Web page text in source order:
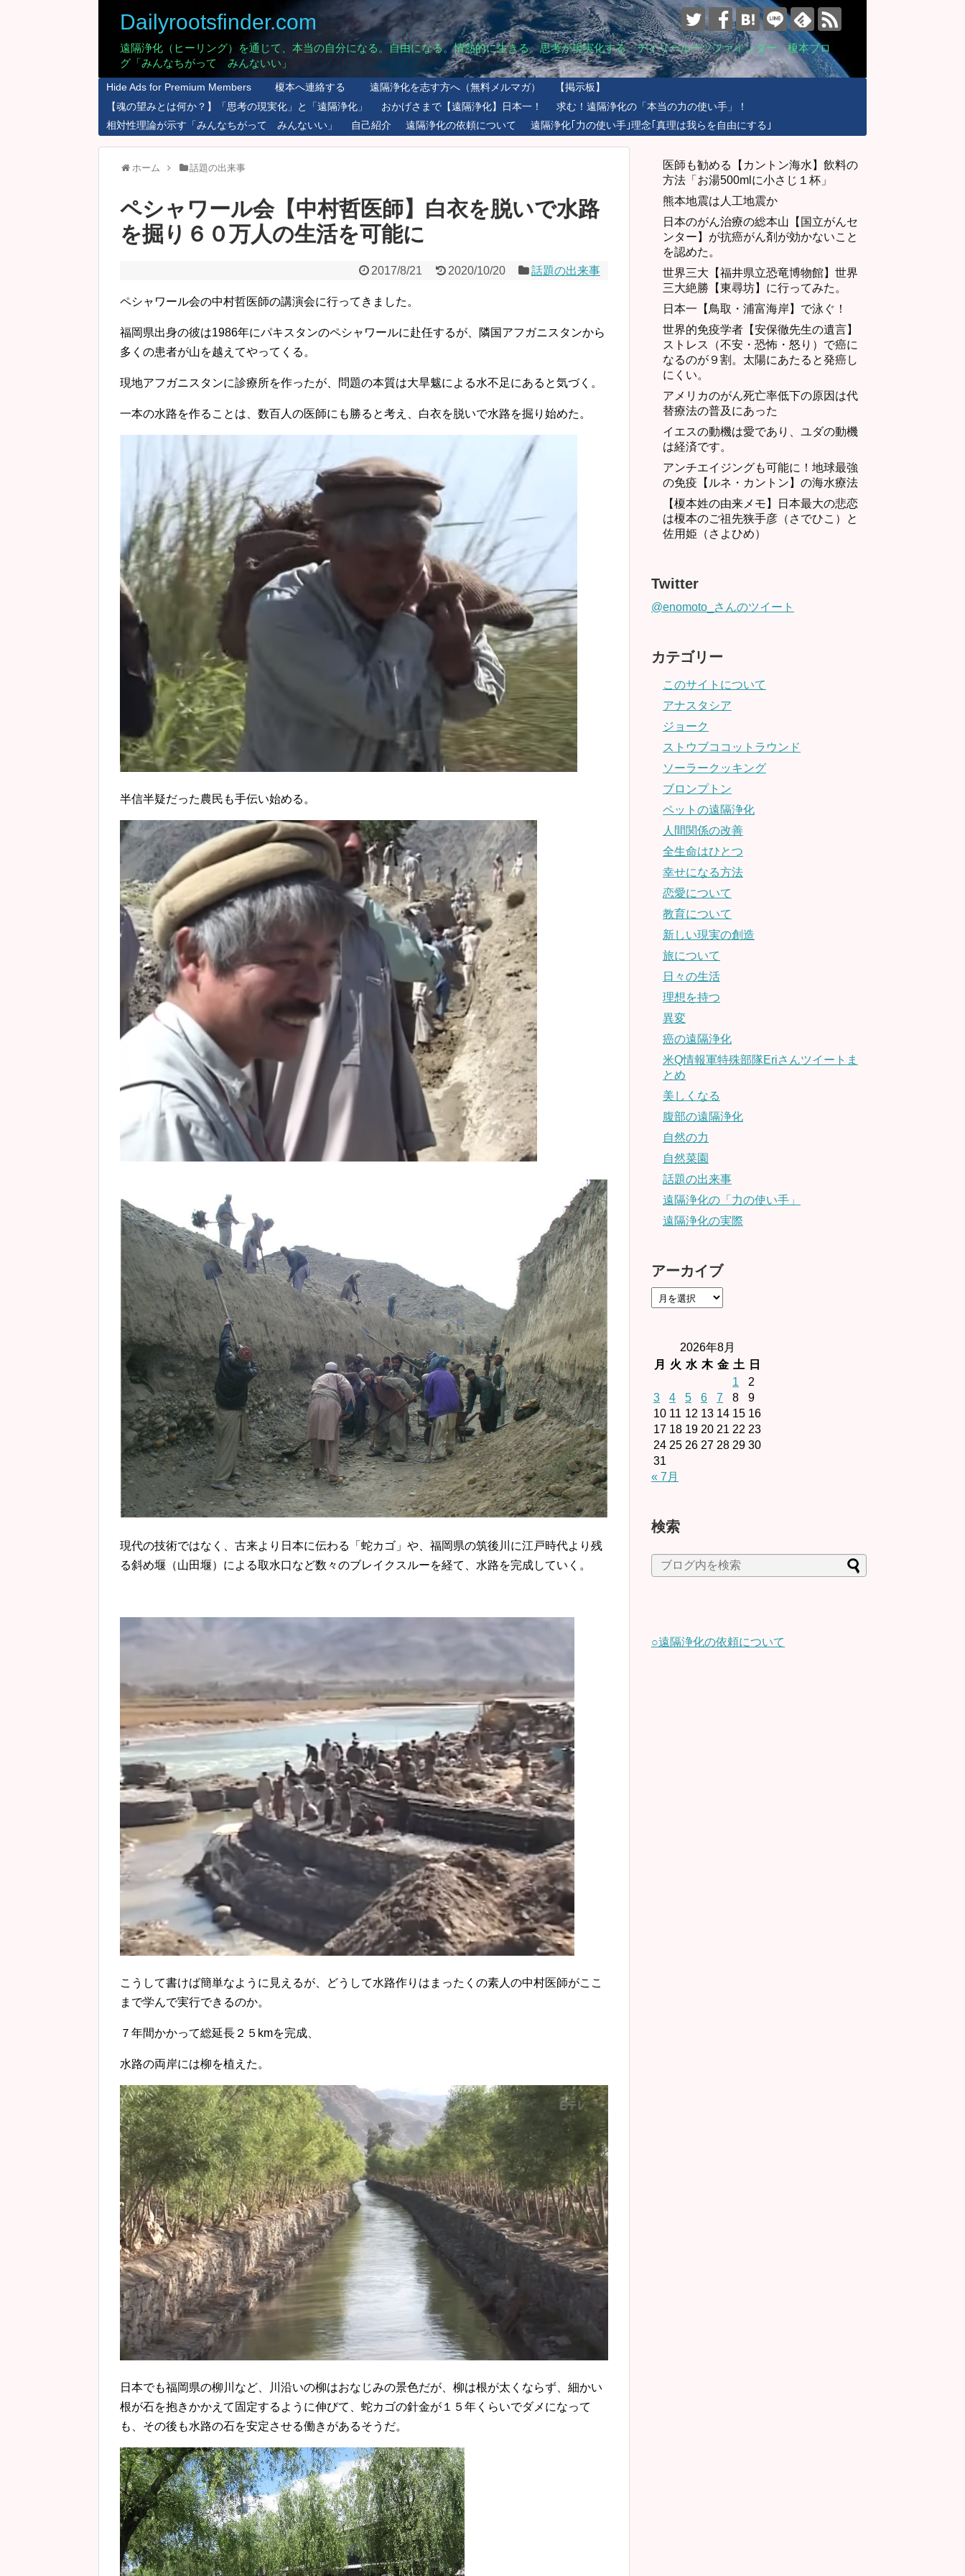
Dailyrootsfinder.com
遠隔浄化（ヒーリング）を通じて、本当の自分になる。自由になる。情熱的に生きる。思考が現実化する。デイリールーツファインダー 榎本ブロ
グ「みんなちがって みんないい」
Hide Ads for Premium Members 榎本へ連絡する 遠隔浄化を志す方へ（無料メルマガ）
【掲示板】
【魂の望みとは何か？】「思考の現実化」と「遠隔浄化」
おかげさまで【遠隔浄化】日本一！
求む！遠隔浄化の「本当の力の使い手」！
相対性理論が示す「みんなちがって みんないい」
自己紹介 遠隔浄化の依頼について 遠隔浄化｢力の使い手｣理念｢真理は我らを自由にする｣
ホーム 話題の出来事
ペシャワール会【中村哲医師】白衣を脱いで水路
を掘り６０万人の生活を可能に
2017/8/21 2020/10/20 話題の出来事
ペシャワール会の中村哲医師の講演会に行ってきました。
福岡県出身の彼は1986年にパキスタンのペシャワールに赴任するが、隣国アフガニスタンから
多くの患者が山を越えてやってくる。
現地アフガニスタンに診療所を作ったが、問題の本質は大旱魃による水不足にあると気づく。
一本の水路を作ることは、数百人の医師にも勝ると考え、白衣を脱いで水路を掘り始めた。
半信半疑だった農民も手伝い始める。
現代の技術ではなく、古来より日本に伝わる「蛇カゴ」や、福岡県の筑後川に江戸時代より残
る斜め堰（山田堰）による取水口など数々のブレイクスルーを経て、水路を完成していく。
こうして書けば簡単なように見えるが、どうして水路作りはまったくの素人の中村医師がここ
まで学んで実行できるのか。
７年間かかって総延長２５kmを完成、
水路の両岸には柳を植えた。
日本でも福岡県の柳川など、川沿いの柳はおなじみの景色だが、柳は根が太くならず、細かい
根が石を抱きかかえて固定するように伸びて、蛇カゴの針金が１５年くらいでダメになって
も、その後も水路の石を安定させる働きがあるそうだ。
医師も勧める【カントン海水】飲料の
方法「お湯500mlに小さじ１杯」
熊本地震は人工地震か
日本のがん治療の総本山【国立がんセ
ンター】が抗癌がん剤が効かないこと
を認めた。
世界三大【福井県立恐竜博物館】世界
三大絶勝【東尋坊】に行ってみた。
日本一【鳥取・浦富海岸】で泳ぐ！
世界的免疫学者【安保徹先生の遺言】
ストレス（不安・恐怖・怒り）で癌に
なるのが９割。太陽にあたると発癌し
にくい。
アメリカのがん死亡率低下の原因は代
替療法の普及にあった
イエスの動機は愛であり、ユダの動機
は経済です。
アンチエイジングも可能に！地球最強
の免疫【ルネ・カントン】の海水療法
【榎本姓の由来メモ】日本最大の悲恋
は榎本のご祖先狭手彦（さでひこ）と
佐用姫（さよひめ）
Twitter
@enomoto_さんのツイート
カテゴリー
このサイトについて
アナスタシア
ジョーク
ストウブココットラウンド
ソーラークッキング
ブロンプトン
ペットの遠隔浄化
人間関係の改善
全生命はひとつ
幸せになる方法
恋愛について
教育について
新しい現実の創造
旅について
日々の生活
理想を持つ
異変
癌の遠隔浄化
米Q情報軍特殊部隊Eriさんツイートま
とめ
美しくなる
腹部の遠隔浄化
自然の力
自然菜園
話題の出来事
遠隔浄化の「力の使い手」
遠隔浄化の実際
アーカイブ
2026年8月
月
火 水 木 金 土
日
1
2
3
4 5 6 7 8
9
10 11 12 13 14 15 16
17 18 19 20 21 22 23
24 25 26 27 28 29 30
31
« 7月
検索
○遠隔浄化の依頼について